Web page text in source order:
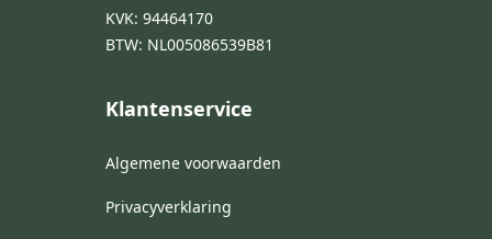
KVK: 94464170
BTW: NL005086539B81
Klantenservice
Algemene voorwaarden
Privacyverklaring